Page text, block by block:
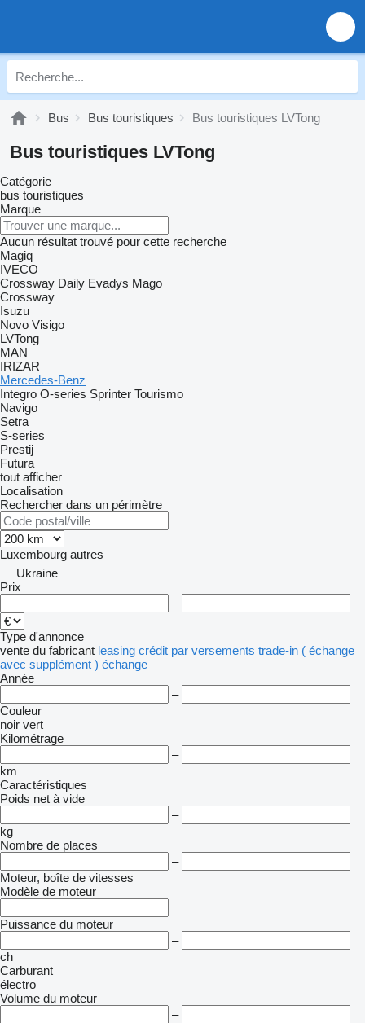
Bus Bus touristiques Bus touristiques LVTong
Bus touristiques LVTong
Catégorie
bus touristiques
Marque
Aucun résultat trouvé pour cette recherche
Magiq
IVECO
Crossway Daily Evadys Mago
Crossway
Isuzu
Novo Visigo
LVTong
MAN
IRIZAR
Mercedes-Benz
Integro O-series Sprinter Tourismo
Navigo
Setra
S-series
Prestij
Futura
tout afficher
Localisation
Rechercher dans un périmètre
Luxembourg autres
Ukraine
Prix
–
Type d'annonce
vente du fabricant leasing crédit par versements trade-in ( échange
avec supplément ) échange
Année
–
Couleur
noir vert
Kilométrage
–
km
Caractéristiques
Poids net à vide
–
kg
Nombre de places
–
Moteur, boîte de vitesses
Modèle de moteur
Puissance du moteur
–
ch
Carburant
électro
Volume du moteur
–